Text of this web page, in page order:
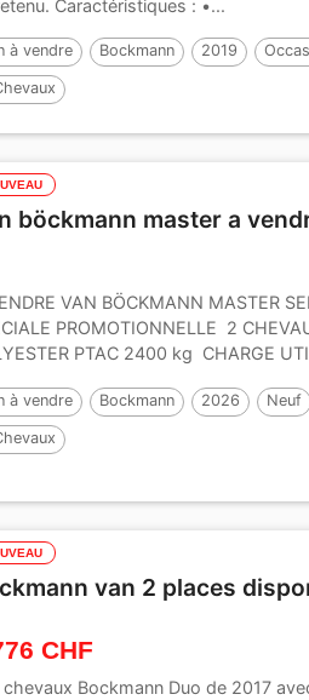
Caractéristiques : •...
à vendre Bockmann 2019
böckmann master a
VAN BÖCKMANN MASTER
PROMOTIONNELLE 2
PTAC 2400 kg CHARGE
à vendre Bockmann 2026 Neuf
van 2 places
CHF
chevaux Bockmann Duo de 2017